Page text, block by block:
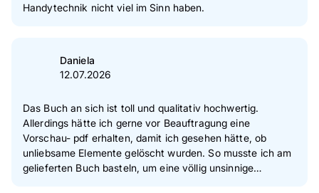
Handytechnik nicht viel im Sinn haben.
Daniela
12.07.2026
Das Buch an sich ist toll und qualitativ hochwertig.
Allerdings hätte ich gerne vor Beauftragung eine
Vorschau- pdf erhalten, damit ich gesehen hätte, ob
unliebsame Elemente gelöscht wurden. So musste ich am
gelieferten Buch basteln, um eine völlig unsinnige